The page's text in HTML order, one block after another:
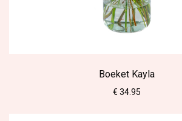
Boeket Kayla
€ 34.95